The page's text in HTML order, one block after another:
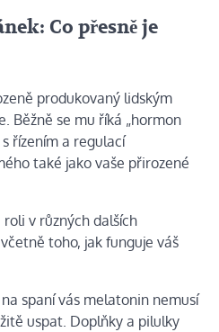
Co přesně je
produkovaný lidským
Běžně se mu říká „hormon
řízením a regulací
také jako vaše přirozené
v různých dalších
toho, jak funguje váš
spanívás melatonin nemusí
uspat. Doplňky a pilulky